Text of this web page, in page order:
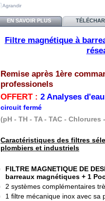
Agrandir
EN SAVOIR PLUS
Filtre magnétique à
Remise après 1ère
professionels
OFFERT : 2 Analyses
circuit fermé
(pH - TH - TA - TAC - Chlorures
Caractéristiques des filtres
plombiers et industriels
FILTRE MAGNETIQUE DE
barreaux magnétiques + 1
2 systèmes complémentaires
1 filtre mécanique inox avec sa